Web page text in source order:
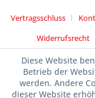
Vertragsschluss
Widerrufsrecht
Diese Website
Betrieb der
werden. Andere
dieser Website